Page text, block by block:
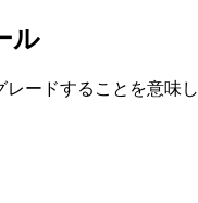
ル
レードすることを意味